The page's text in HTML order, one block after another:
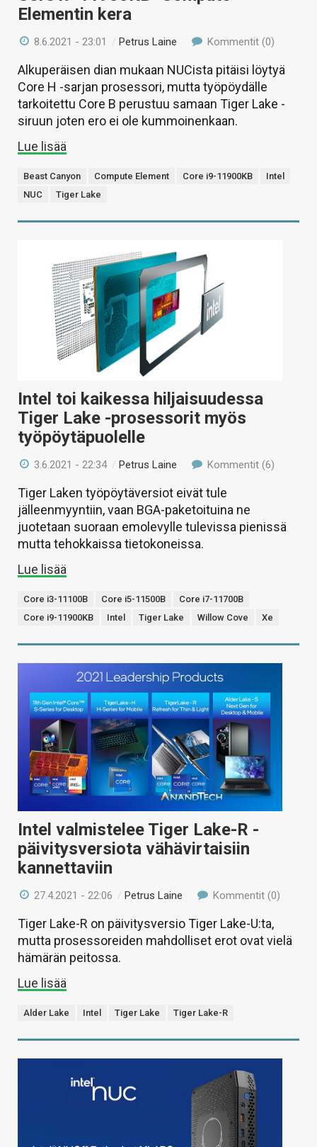
Elementin kera
8.6.2021 - 23:01 /Petrus Laine Kommentit (0)
Alkuperäisen dian mukaan NUCista pitäisi löytyä
Core H -sarjan prosessori, mutta työpöydälle
tarkoitettu Core B perustuu samaan Tiger Lake -
siruun joten ero ei ole kummoinenkaan.
Lue lisää
Beast Canyon Compute Element Core i9-11900KB
Intel
NUC
Tiger Lake
Intel toi kaikessa hiljaisuudessa
Tiger Lake -prosessorit myös
työpöytäpuolelle
3.6.2021 - 22:34 /Petrus Laine Kommentit (6)
Tiger Laken työpöytäversiot eivät tule
jälleenmyyntiin, vaan BGA-paketoituina ne
juotetaan suoraan emolevylle tulevissa pienissä
mutta tehokkaissa tietokoneissa.
Lue lisää
Core i3-11100B Core i5-11500B
Core i7-11700B
Core i9-11900KB
Intel Tiger Lake Willow Cove Xe
Intel valmistelee Tiger Lake-R -
päivitysversiota vähävirtaisiin
kannettaviin
27.4.2021 - 22:06 / Petrus Laine Kommentit (0)
Tiger Lake-R on päivitysversio Tiger Lake-U:ta,
mutta prosessoreiden mahdolliset erot ovat vielä
hämärän peitossa.
Lue lisää
Alder Lake Intel Tiger Lake Tiger Lake-R